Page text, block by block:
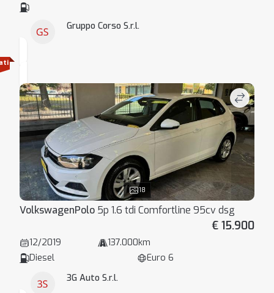
Gruppo Corso S.r.l.
18
VolkswagenPolo 5p 1.6 tdi Comfortline 95cv dsg
€ 15.900
12/2019
137.000km
Diesel
Euro 6
3G Auto S.r.l.